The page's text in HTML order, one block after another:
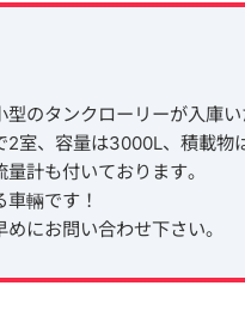
のタンクローリーが入庫い
2室、容量は3000L、積載物
計も付いております。
輛です！
にお問い合わせ下さい。